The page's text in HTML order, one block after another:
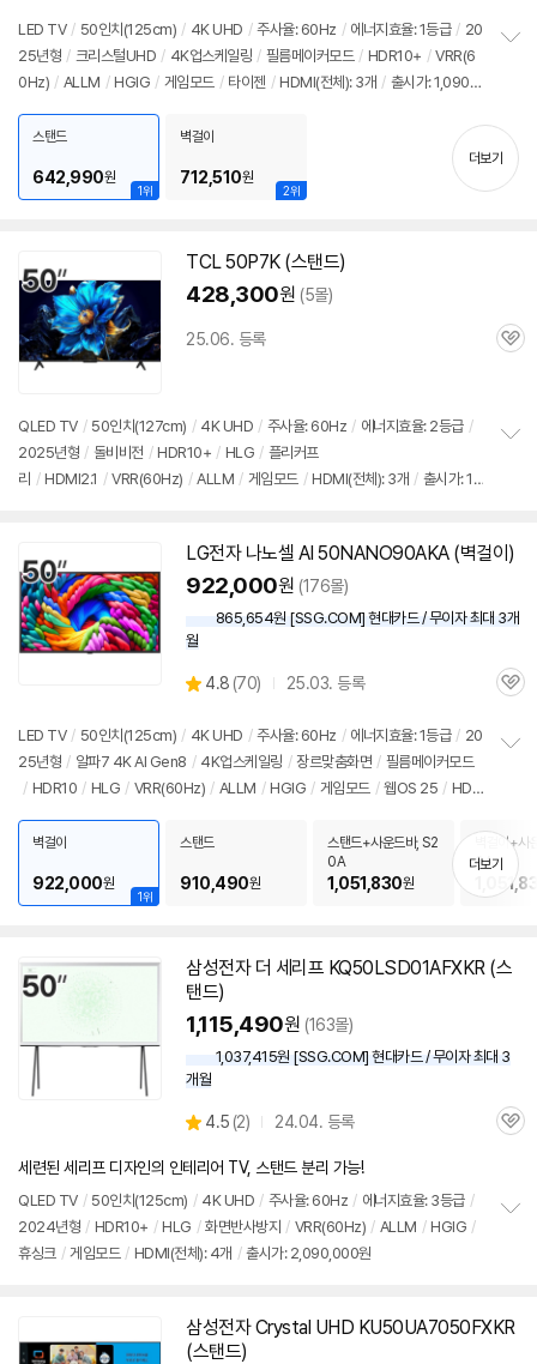
견
리
뷰
LED TV / 50인치 (125cm) / 4K UHD / 주사율: 60Hz / 에너지효율: 1등급 / 20
25년형 / 크리스털UHD / 4K업스케일링 / 필름메이커모드 / HDR10+ / VRR(6
0Hz) / ALLM / HGIG / 게임모드 / 타이젠 / HDMI(전체): 3개 / 출시가: 1,090,0
기
1위
스탠드
642,990원
2위
벽걸이
712,510원
더보기
TCL 50P7K (스탠드)
428,300원 (5몰)
25.06. 등록
관
QLED TV / 50인치 (127cm) / 4K UHD / 주사율: 60Hz / 에너지효율: 2등급 /
2025년형 / 돌비비전 / HDR10+ / HLG / 플리커프
리 / HDMI2.1 / VRR(60Hz) / ALLM / 게임모드 / HDMI(전체): 3개 / 출시가: 1,
기
LG전자 나노셀 AI 50NANO90AKA (벽걸이)
922,000원 (176몰)
865,654원 [SSG.COM] 현대카드 / 무이자 최대 3개
월
별
4.8 (상
리
뷰
70) 25.03. 등록
관
LED TV / 50인치 (125cm) / 4K UHD / 주사율: 60Hz / 에너지효율: 1등급 / 20
25년형 / 알파7 4K AI Gen8 / 4K업스케일링 / 장르맞춤화면 / 필름메이커모드
/ HDR10 / HLG / VRR(60Hz) / ALLM / HGIG / 게임모드 / 웹OS 25 / HD
치
기
1위
벽걸이
922,000원
스탠드
910,490원
스탠드+사운드바, S2
0A
1,051,830원
벽걸이+사
0A
더보기
삼성전자 더 세리프 KQ50LSD01AFXKR (스
탠드)
1,115,490원 (163몰)
1,037,415원 [SSG.COM] 현대카드 / 무이자 최대 3
개월
별
점
4.5 (상
리
뷰
2) 24.04. 등록
관
세련된 세리프 디자인의 인테리어 TV, 스탠드 분리 가능!
QLED TV / 50인치 (125cm) / 4K UHD / 주사율: 60Hz / 에너지효율: 3등급 /
2024년형 / HDR10+ / HLG / 화면반사방지 / VRR(60Hz) / ALLM / HGIG /
휴싱크 / 게임모드 / HDMI(전체): 4개 / 출시가: 2,090,000원
기
삼성전자 Crystal UHD KU50UA7050FXKR
(스탠드)